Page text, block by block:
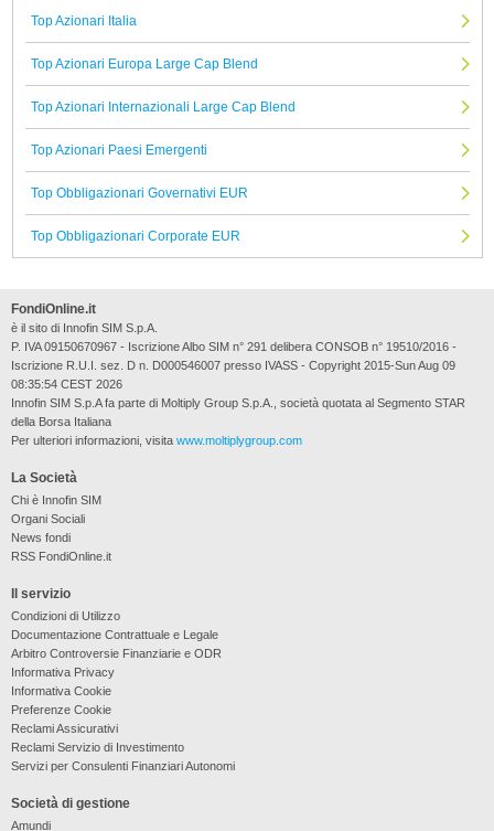
Top Azionari Italia
Top Azionari Europa Large Cap Blend
Top Azionari Internazionali Large Cap Blend
Top Azionari Paesi Emergenti
Top Obbligazionari Governativi EUR
Top Obbligazionari Corporate EUR
La Società
Chi è Innofin SIM
Organi Sociali
News fondi
RSS FondiOnline.it
Il servizio
Condizioni di Utilizzo
Documentazione Contrattuale e Legale
Arbitro Controversie Finanziarie e ODR
Informativa Privacy
Informativa Cookie
Preferenze Cookie
Reclami Assicurativi
Reclami Servizio di Investimento
Servizi per Consulenti Finanziari Autonomi
Società di gestione
Amundi
FondiOnline.it
è il sito di Innofin SIM S.p.A.
P. IVA 09150670967 - Iscrizione Albo SIM n° 291 delibera CONSOB n° 19510/2016 -
Iscrizione R.U.I. sez. D n. D000546007 presso IVASS - Copyright 2015-Sun Aug 09
08:35:54 CEST 2026
Innofin SIM S.p.A fa parte di Moltiply Group S.p.A., società quotata al Segmento STAR
della Borsa Italiana
Per ulteriori informazioni, visita www.moltiplygroup.com